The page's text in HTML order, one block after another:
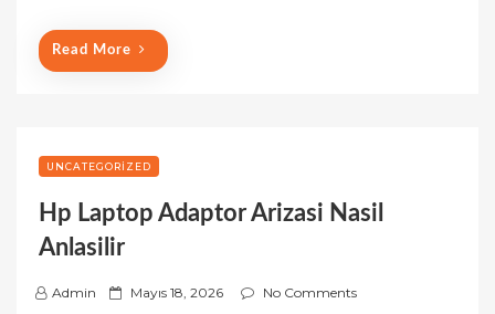
Read More
UNCATEGORIZED
Hp Laptop Adaptor Arizasi Nasil
Anlasilir
Admin
P Mayıs 18, 2026 No Comments